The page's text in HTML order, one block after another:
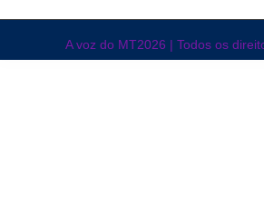
A voz do MT2026 | Todos os